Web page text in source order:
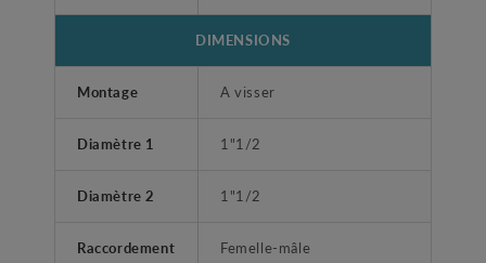
DIMENSIONS
Montage A visser
Diamètre 1 1"1/2
Diamètre 2 1"1/2
Raccordement Femelle-mâle